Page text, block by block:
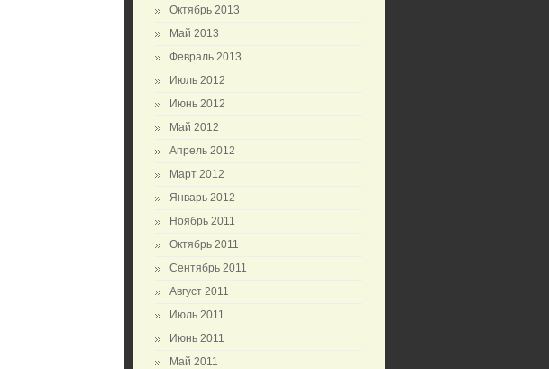
Октябрь 2013
Май 2013
Февраль 2013
Июль 2012
Июнь 2012
Май 2012
Апрель 2012
Март 2012
Январь 2012
Ноябрь 2011
Октябрь 2011
Сентябрь 2011
Август 2011
Июль 2011
Июнь 2011
Май 2011